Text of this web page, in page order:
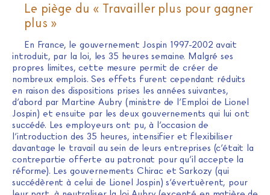
Le piège du « Travailler plus pour gagner
plus »
En France, le gouvernement Jospin 1997-2002 avait
introduit, par la loi, les 35 heures semaine. Malgré ses
propres limites, cette mesure permit de créer de
nombreux emplois. Ses effets furent cependant réduits
en raison des dispositions prises les années suivantes,
d’abord par Martine Aubry (ministre de l’Emploi de Lionel
Jospin) et ensuite par les deux gouvernements qui lui ont
succédé. Les employeurs ont pu, à l’occasion de
l’introduction des 35 heures, intensifier et flexibiliser
davantage le travail au sein de leurs entreprises (c’était la
contrepartie offerte au patronat pour qu’il accepte la
réforme). Les gouvernements Chirac et Sarkozy (qui
succédèrent à celui de Lionel Jospin) s’évertuèrent, pour